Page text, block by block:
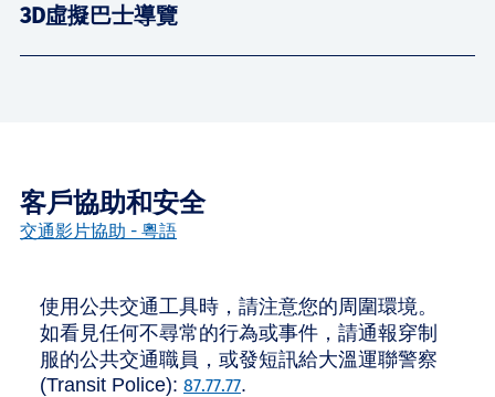
3D虛擬巴士導覽
客戶協助和安全
交通影片協助 - 粵語
使用公共交通工具時，請注意您的周圍環境。
如看見任何不尋常的行為或事件，請通報穿制
服的公共交通職員，或發短訊給大溫運聯警察
(Transit Police): 87.77.77.